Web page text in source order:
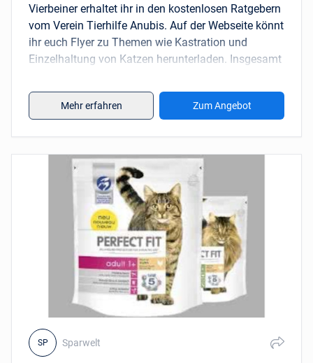
Vierbeiner erhaltet ihr in den kostenlosen Ratgebern
vom Verein Tierhilfe Anubis. Auf der Webseite könnt
ihr euch Flyer zu Themen wie Kastration und
Einzelhaltung von Katzen herunterladen. Insgesamt
Mehr erfahren Zum Angebot
SP Sparwelt